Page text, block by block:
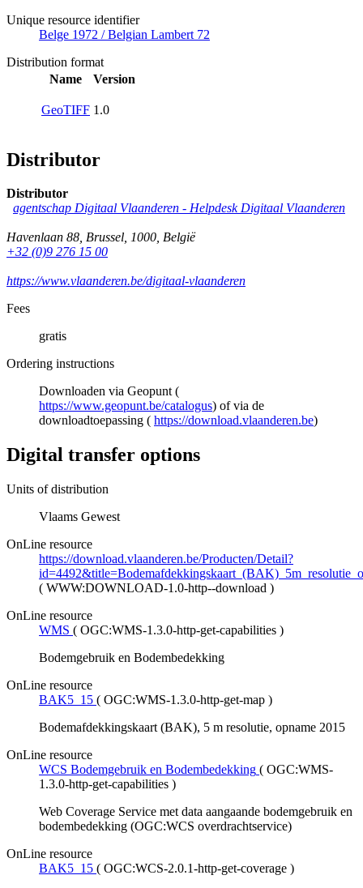
Unique resource identifier
Belge 1972 / Belgian Lambert 72
Distribution format
Name
Version
GeoTIFF 1.0
Distributor
Distributor
agentschap Digitaal Vlaanderen - Helpdesk Digitaal Vlaanderen
Havenlaan 88, Brussel, 1000, België
+32 (0)9 276 15 00
https://www.vlaanderen.be/digitaal-vlaanderen
Fees
gratis
Ordering instructions
Downloaden via Geopunt (
https://www.geopunt.be/catalogus) of via de
downloadtoepassing ( https://download.vlaanderen.be)
Digital transfer options
Units of distribution
Vlaams Gewest
OnLine resource
https://download.vlaanderen.be/Producten/Detail?
( WWW:DOWNLOAD-1.0-http--download )
OnLine resource
WMS ( OGC:WMS-1.3.0-http-get-capabilities )
Bodemgebruik en Bodembedekking
OnLine resource
BAK5_15 ( OGC:WMS-1.3.0-http-get-map )
Bodemafdekkingskaart (BAK), 5 m resolutie, opname 2015
OnLine resource
WCS Bodemgebruik en Bodembedekking ( OGC:WMS-
1.3.0-http-get-capabilities )
Web Coverage Service met data aangaande bodemgebruik en
bodembedekking (OGC:WCS overdrachtservice)
OnLine resource
BAK5_15 ( OGC:WCS-2.0.1-http-get-coverage )